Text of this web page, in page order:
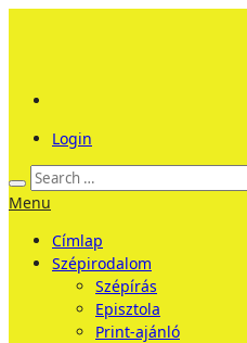
Login
Menu
Címlap
Szépirodalom
Szépírás
Episztola
Print-ajánló